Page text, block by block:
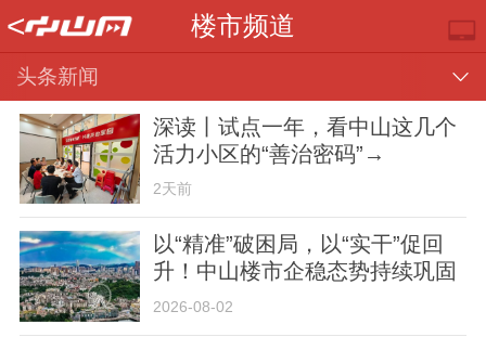
< 楼市频道
头条新闻
推荐 部门
深读丨试点一年，看中山这几个
活力小区的“善治密码”→
2天前
以“精准”破困局，以“实干”促回
升！中山楼市企稳态势持续巩固
2026-08-02